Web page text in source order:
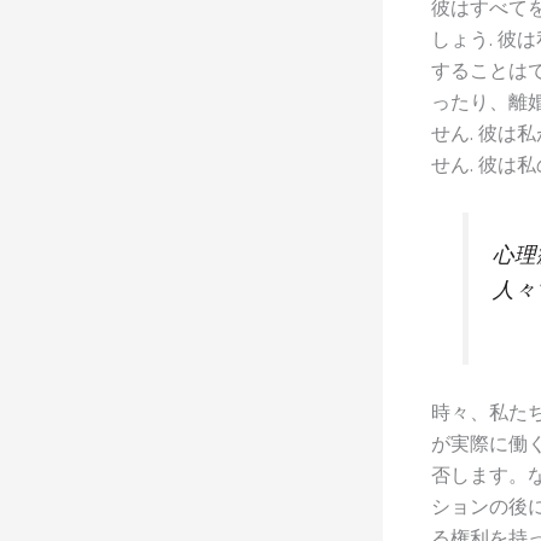
彼はすべて
しょう. 彼
することは
ったり、離
せん. 彼は
せん. 彼は
心
人
時々、私た
が実際に働
否します。
ションの後